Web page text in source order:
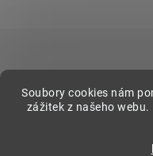
Soubory cookies nám
zážitek z našeho